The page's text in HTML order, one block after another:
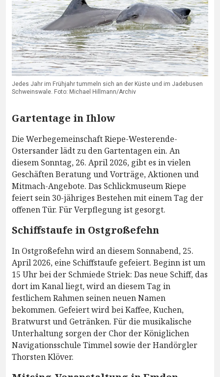
Jedes Jahr im Frühjahr tummeln sich an der Küste und im Jadebusen
Schweinswale. Foto: Michael Hillmann/Archiv
Gartentage in Ihlow
Die Werbegemeinschaft Riepe-Westerende-
Ostersander lädt zu den Gartentagen ein. An
diesem Sonntag, 26. April 2026, gibt es in vielen
Geschäften Beratung und Vorträge, Aktionen und
Mitmach-Angebote. Das Schlickmuseum Riepe
feiert sein 30-jähriges Bestehen mit einem Tag der
offenen Tür. Für Verpflegung ist gesorgt.
Schiffstaufe in Ostgroßefehn
In Ostgroßefehn wird an diesem Sonnabend, 25.
April 2026, eine Schiffstaufe gefeiert. Beginn ist um
15 Uhr bei der Schmiede Striek: Das neue Schiff, das
dort im Kanal liegt, wird an diesem Tag in
festlichem Rahmen seinen neuen Namen
bekommen. Gefeiert wird bei Kaffee, Kuchen,
Bratwurst und Getränken. Für die musikalische
Unterhaltung sorgen der Chor der Königlichen
Navigationsschule Timmel sowie der Handörgler
Thorsten Klöver.